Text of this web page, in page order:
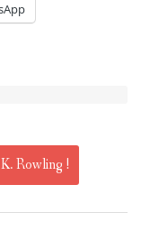
Rowling !